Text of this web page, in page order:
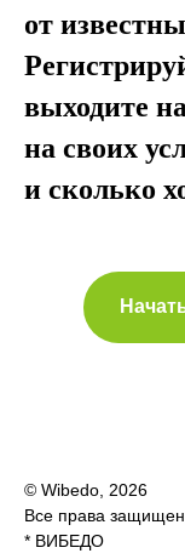
от
выходите
на своих
и сколько
© Wibedo, 2026
Все права
* ВИБЕДО